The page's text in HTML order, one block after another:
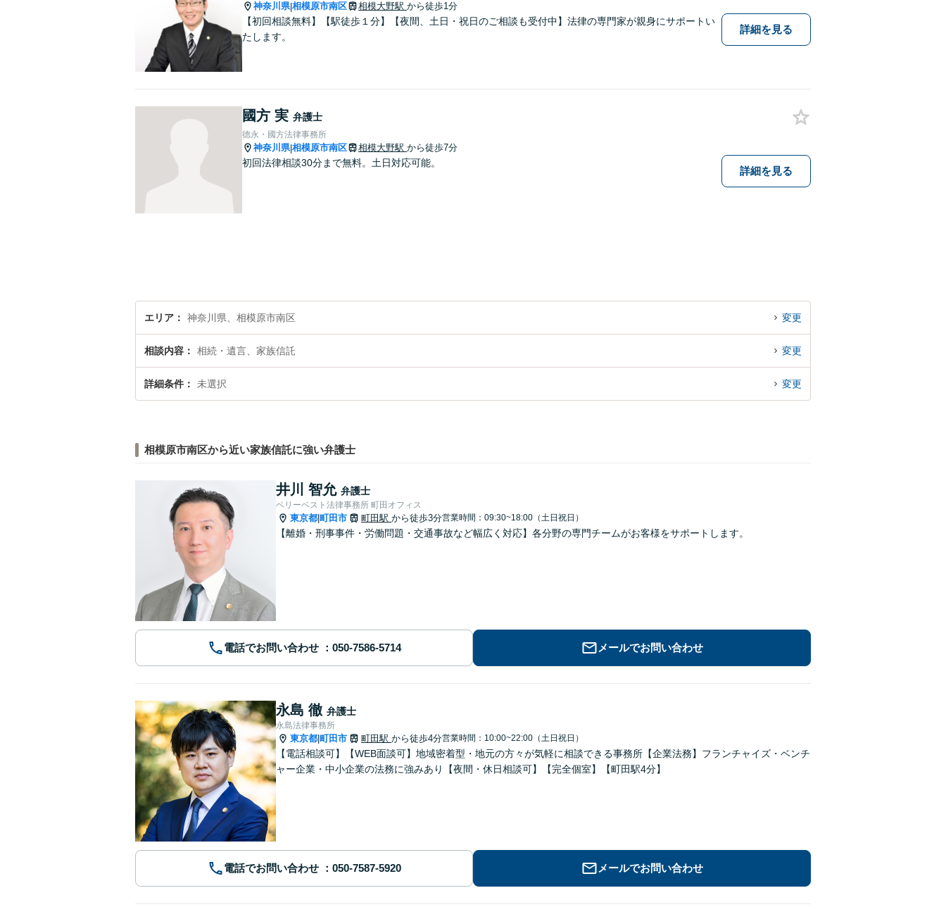
神奈川県|相模原市南区 相模大野駅 から徒歩1分
【初回相談無料】【駅徒歩１分】【夜間、土日・祝日のご相談も受付中】法律の専門家が親身にサポートい
たします。
詳細を見る
國方 実 弁護士
德永・國方法律事務所
神奈川県|相模原市南区 相模大野駅 から徒歩7分
初回法律相談30分まで無料。土日対応可能。
詳細を見る
エリア 神奈川県、相模原市南区 変更
相談内容 相続・遺言、家族信託 変更
詳細条件 未選択 変更
相模原市南区から近い家族信託に強い弁護士
井川 智允 弁護士
ベリーベスト法律事務所 町田オフィス
東京都 町田市 町田駅 から徒歩3分営業時間：09:30~18:00（土日祝日）
【離婚・刑事事件・労働問題・交通事故など幅広く対応】各分野の専門チームがお客様をサポートします。
電話でお問い合わせ メールでお問い合わせ
永島 徹 弁護士
永島法律事務所
東京都 町田市 町田駅 から徒歩4分営業時間：10:00~22:00（土日祝日）
【電話相談可】【WEB面談可】地域密着型・地元の方々が気軽に相談できる事務所【企業法務】フランチャイズ・ベンチ
ャー企業・中小企業の法務に強みあり【夜間・休日相談可】【完全個室】【町田駅4分】
電話でお問い合わせ メールでお問い合わせ